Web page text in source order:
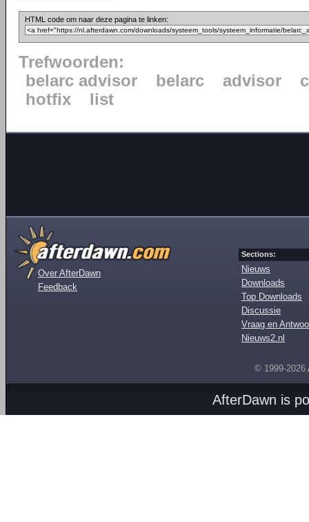
HTML code om naar deze pagina te linken:
Trefwoorden:
belarc advisor
belarc advisor
hotfix
list
Over AfterDawn
Feedback
Sections:
Nieuws
Downloads
Top Downloads
Discussie
Vraag en
Nieuws2.nl
© 1999-2026
AfterDawn is